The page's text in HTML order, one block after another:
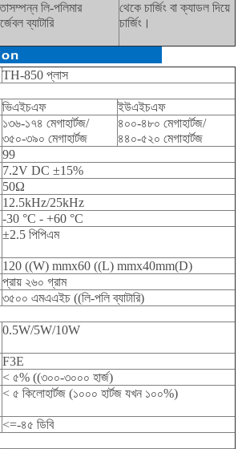
লি-পলিমার
ব্যাটারি
থেকে চার্জিং বা ক্যাডল দিয়ে
চার্জিং।
TH-850 প্লাস
ভিএইচএফ
ইউএইচএফ
১৩৬-১৭৪ মেগাহার্টজ/
৩৫০-৩৯০ মেগাহার্টজ
৪০০-৪৮০ মেগাহার্টজ/
৪৪০-৫২০ মেগাহার্টজ
99
7.2V DC ±15%
50Ω
12.5kHz/25kHz
-30 °C - +60 °C
±2.5 পিপিএম
120 ((W) mmx60 ((L) mmx40mm(D)
প্রায় ২৬০ গ্রাম
৩৫০০ এমএএইচ ((লি-পলি ব্যাটারি)
0.5W/5W/10W
F3E
< ৫% ((৩০০-৩০০০ হার্জ)
< ৫ কিলোহার্টজ (১০০০ হার্টজ যখন ১০০%)
<=-৪৫ ডিবি